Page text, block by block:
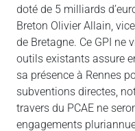
doté de 5 milliards
Breton Olivier Allain,
de Bretagne. Ce GPI ne
outils existants assure
sa présence à Rennes
subventions directes,
travers du PCAE ne
engagements